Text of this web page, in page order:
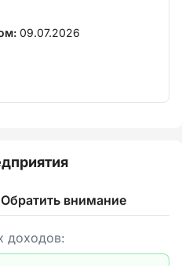
09.07.2026
Обратить внимание
доходов: